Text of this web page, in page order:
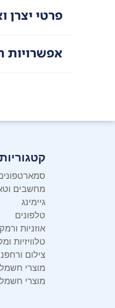
פרטי יצרן
אפשרויות
מחשבים
גיימינג
טלפונים
אוזניות
טלוויזיות
צילום
מוצרי
מוצרי